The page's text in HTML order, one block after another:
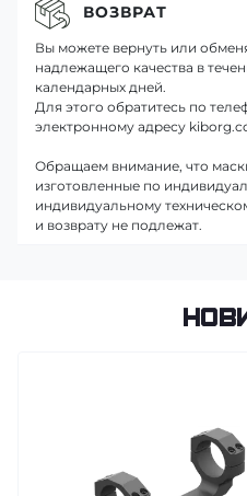
ВОЗВРАТ
Вы можете вернуть или
надлежащего качества в
календарных дней.
Для этого обратитесь по
электронному адресу
Обращаем внимание, что
изготовленные по
индивидуальному
и возврату не подлежат.